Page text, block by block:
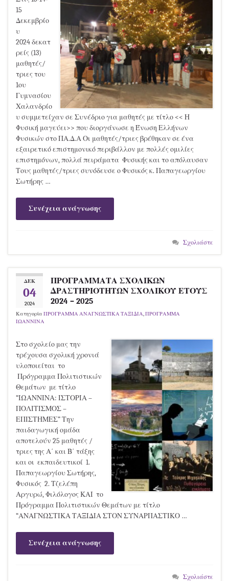
15
Δεκεμβρίο
υ
2024 δεκατ
ρείς (13)
μαθητές/
τριες του
1ου
Γυμνασίου
Χαλανδρίο
υ συμμετείχαν σε Συνέδριο για μαθητές με τίτλο << Η
Φυσική μαγεύει>> που διοργάνωσε η Ένωση Ελλήνων
Φυσικών στο ΠΑ.Δ.Α Οι μαθητές/τριες βρέθηκαν σε ένα
εξαιρετικό επιστημονικό περιβάλλον με πολλές ομιλίες
επιστημόνων, πολλά πειράματα Φυσικής και το απόλαυσαν
Τους μαθητές/τριες συνόδευσε ο Φυσικός κ. Παπαγεωργίου
Σωτήρης …
Συνέχεια ανάγνωσης
Σχολιάστε
ΔΕΚ
04
2024
ΠΡΟΓΡΑΜΜΑΤΑ ΣΧΟΛΙΚΩΝ
ΔΡΑΣΤΗΡΙΟΤΗΤΩΝ ΣΧΟΛΙΚΟΥ ΕΤΟΥΣ
2024 – 2025
Κατηγορία ΠΡΟΓΡΑΜΜΑ ΑΝΑΓΝΩΣΤΙΚΑ ΤΑΞΙΔΙΑ,ΠΡΟΓΡΑΜΜΑ
ΙΩΑΝΝΙΝΑ
Στο σχολείο μας την
τρέχουσα σχολική χρονιά
υλοποιείται το
Πρόγραμμα Πολιτιστικών
Θεμάτων με τίτλο
“ΙΩΑΝΝΙΝΑ: ΙΣΤΟΡΙΑ –
ΠΟΛΙΤΙΣΜΟΣ –
ΕΠΙΣΤΗΜΕΣ” Την
παιδαγωγική ομάδα
αποτελούν 25 μαθητές /
τριες της Α΄ και Β΄ τάξης
και οι εκπαιδευτικοί 1.
Παπαγεωργίου Σωτήρης,
Φυσικός 2. Τζελέπη
Αργυρώ, Φιλόλογος ΚΑΙ το
Πρόγραμμα Πολιτιστικών Θεμάτων με τίτλο
“ΑΝΑΓΝΩΣΤΙΚΑ ΤΑΞΙΔΙΑ ΣΤΟΝ ΣΥΝΑΡΠΑΣΤΙΚΟ …
Συνέχεια ανάγνωσης
Σχολιάστε